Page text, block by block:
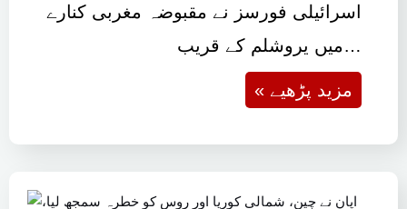
اسرائیلی فورسز نے مقبوضہ مغربی کنارے
میں یروشلم کے قریب…
« مزید پڑھیے